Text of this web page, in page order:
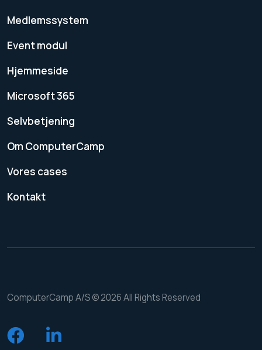
Medlemssystem
Event modul
Hjemmeside
Microsoft 365
Selvbetjening
Om ComputerCamp
Vores cases
Kontakt
ComputerCamp A/S © 2026 All Rights Reserved